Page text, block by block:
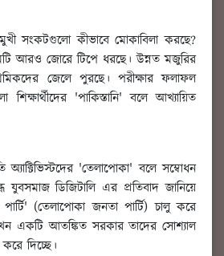
সংকটগুলো কীভাবে মোকাবিলা করছে?
আরও জোরে টিপে ধরছে। উন্নত মজুরির
জেলে পুরছে। পরীক্ষার ফলাফল
শিক্ষার্থীদের 'পাকিস্তানি' বলে আখ্যায়িত
অ্যাক্টিভিস্টদের 'তেলাপোকা' বলে সম্বোধন
ডিজিটালি এর প্রতিবাদ জানিয়ে
(তেলাপোকা জনতা পার্টি) চালু করে
একটি আতঙ্কিত সরকার তাদের সোশ্যাল
করে দিচ্ছে।